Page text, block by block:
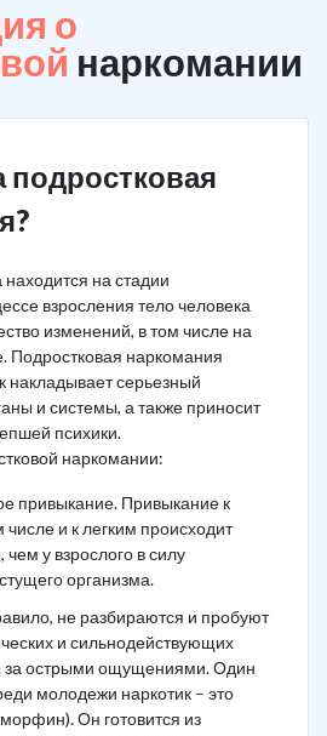
о
наркомании
подростковая
на стадии
взросления тело человека
изменений, в том числе на
Подростковая наркомания
накладывает серьезный
и системы, а также приносит
психики.
наркомании:
привыкание. Привыкание к
числе и к легким происходит
у взрослого в силу
организма.
не разбираются и пробуют
и сильнодействующих
за острыми ощущениями. Один
молодежи наркотик – это
Он готовится из